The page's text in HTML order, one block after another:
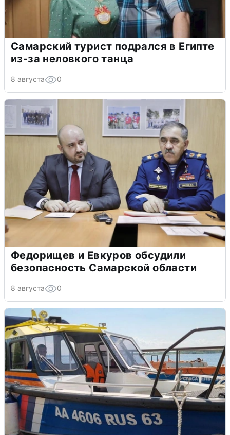
Самарский турист подрался в Египте
из-за неловкого танца
8 августа 0
Федорищев и Евкуров обсудили
безопасность Самарской области
8 августа 0